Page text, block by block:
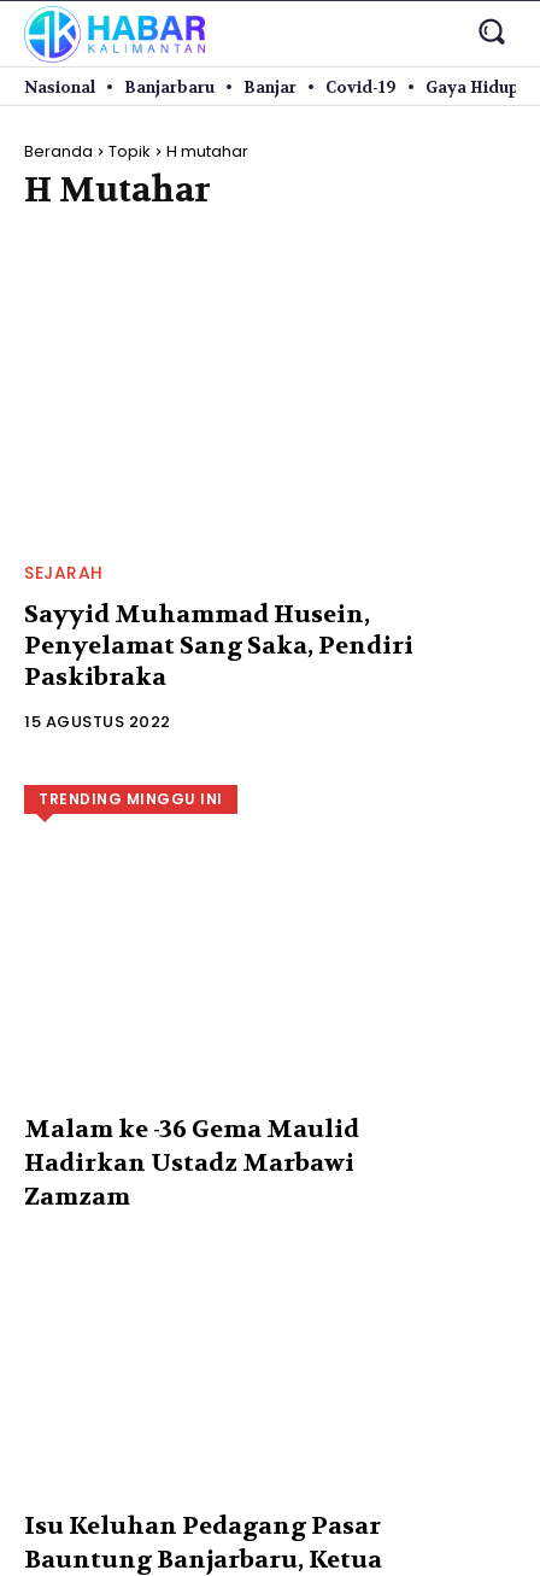
Nasional Banjarbaru Banjar Covid-19 Gaya Hidup
Beranda Topik H mutahar
H Mutahar
SEJARAH
Sayyid Muhammad Husein,
Penyelamat Sang Saka, Pendiri
Paskibraka
15 AGUSTUS 2022
TRENDING MINGGU INI
Malam ke -36 Gema Maulid
Hadirkan Ustadz Marbawi
Zamzam
Isu Keluhan Pedagang Pasar
Bauntung Banjarbaru, Ketua